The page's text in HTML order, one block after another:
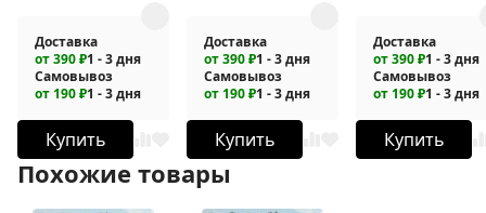
Доставка
от 390 ₽1 - 3 дня
Самовывоз
от 190 ₽1 - 3 дня
Купить
Доставка
от 390 ₽1 - 3 дня
Самовывоз
от 190 ₽1 - 3 дня
Купить
Доставка
от 390 ₽1 - 3 дня
Самовывоз
от 190 ₽1 - 3 дня
Купить
Похожие товары